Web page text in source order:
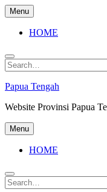
Skip
to
content
Menu
HOME
Search
for:
Search
Papua Tengah
Website Provinsi Papua
Menu
HOME
Search
for:
Search